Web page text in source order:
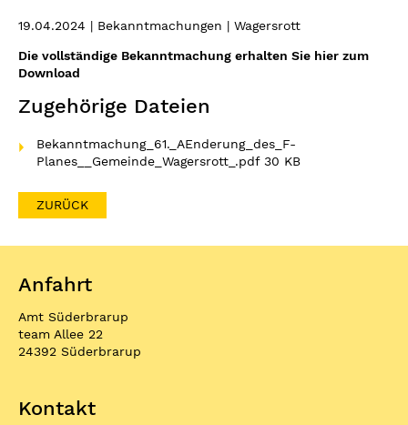
19.04.2024 | Bekanntmachungen | Wagersrott
Die vollständige Bekanntmachung erhalten Sie hier zum
Download
Zugehörige Dateien
Bekanntmachung_61._AEnderung_des_F-
Planes__Gemeinde_Wagersrott_.pdf 30 KB
ZURÜCK
Anfahrt
Amt Süderbrarup
team Allee 22
24392 Süderbrarup
Kontakt